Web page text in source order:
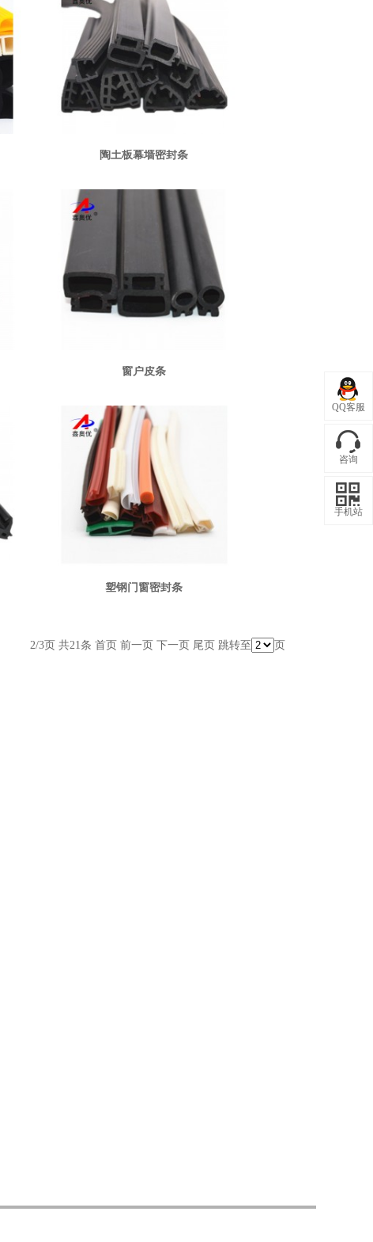
陶土板幕墙密封条
窗户皮条
塑钢门窗密封条
2/3页 共21条首页 前一页 下一页 尾页 跳转至 页
QQ客服
咨询
手机站